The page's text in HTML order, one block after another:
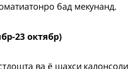
бад мекунанд.
23 октябр)
ва ё шахси калонсоли